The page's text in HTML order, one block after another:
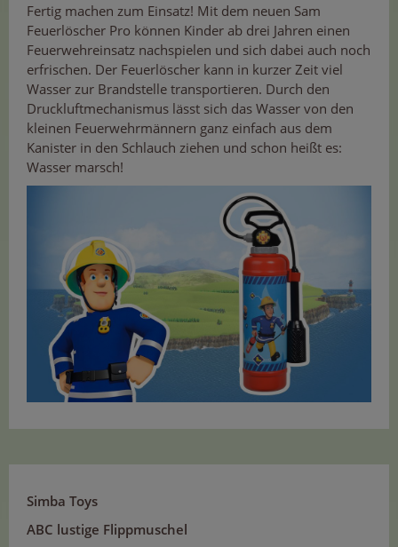
Fertig machen zum Einsatz! Mit dem neuen Sam
Feuerlöscher Pro können Kinder ab drei Jahren einen
Feuerwehreinsatz nachspielen und sich dabei auch noch
erfrischen. Der Feuerlöscher kann in kurzer Zeit viel
Wasser zur Brandstelle transportieren. Durch den
Druckluftmechanismus lässt sich das Wasser von den
kleinen Feuerwehrmännern ganz einfach aus dem
Kanister in den Schlauch ziehen und schon heißt es:
Wasser marsch!
Simba Toys
ABC lustige Flippmuschel